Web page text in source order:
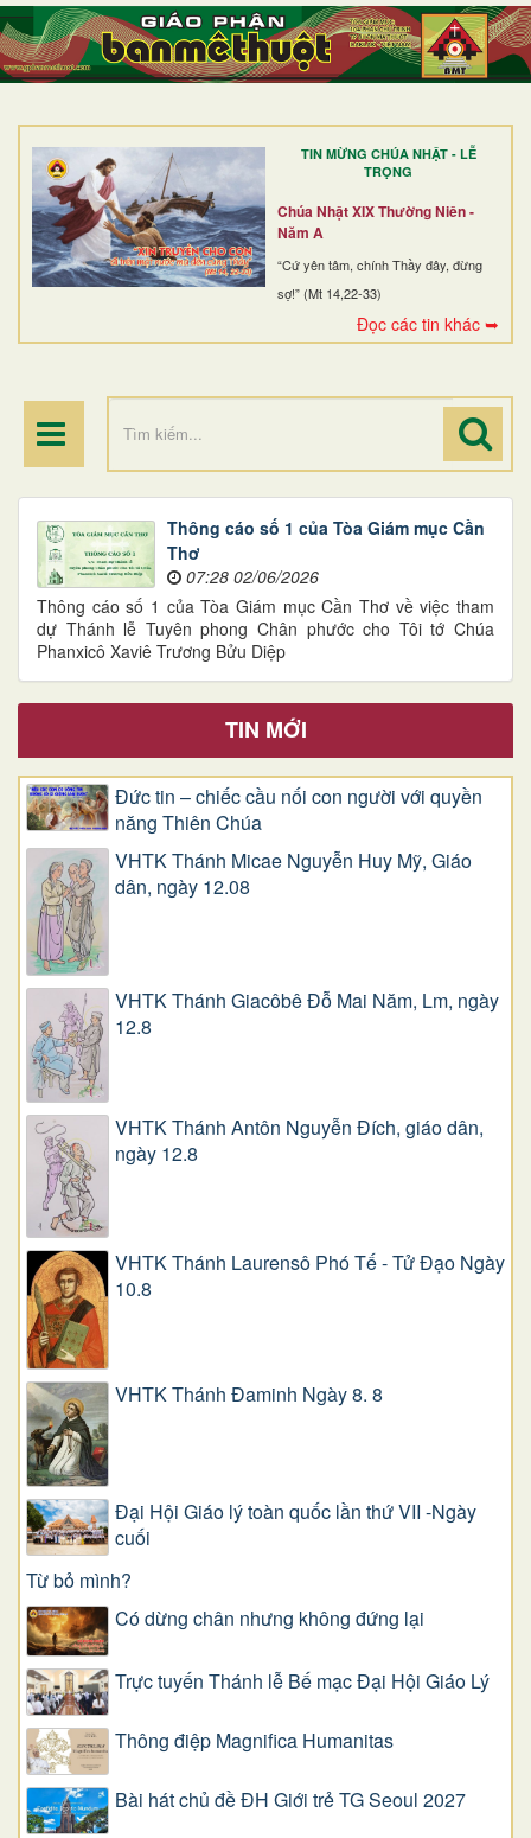
TIN MỪNG CHÚA NHẬT - LỄ
TRỌNG
Chúa Nhật XIX Thường Niên -
Năm A
“Cứ yên tâm, chính Thầy đây, đừng
sợ!” (Mt 14,22-33)
Đọc các tin khác ➥
TRANG NHẤT
GIỚI THIỆU
DÒNG TU
BAN MỤC VỤ
ĐOÀN THỂ CG
ĐIỂM HÀNH HƯƠNG
Thông cáo số 1 của Tòa Giám mục Cần
Thơ
07:28 02/06/2026
Thông cáo số 1 của Tòa Giám mục Cần Thơ về việc tham
dự Thánh lễ Tuyên phong Chân phước cho Tôi tớ Chúa
Phanxicô Xaviê Trương Bửu Diệp
TIN MỚI
Đức tin – chiếc cầu nối con người với quyền
năng Thiên Chúa
VHTK Thánh Micae Nguyễn Huy Mỹ, Giáo
dân, ngày 12.08
VHTK Thánh Giacôbê Ðỗ Mai Năm, Lm, ngày
12.8
VHTK Thánh Antôn Nguyễn Ðích, giáo dân,
ngày 12.8
VHTK Thánh Laurensô Phó Tế - Tử Đạo Ngày
10.8
VHTK Thánh Đaminh Ngày 8. 8
Đại Hội Giáo lý toàn quốc lần thứ VII -Ngày
cuối
Từ bỏ mình?
Có dừng chân nhưng không đứng lại
Trực tuyến Thánh lễ Bế mạc Đại Hội Giáo Lý
Thông điệp Magnifica Humanitas
Bài hát chủ đề ĐH Giới trẻ TG Seoul 2027